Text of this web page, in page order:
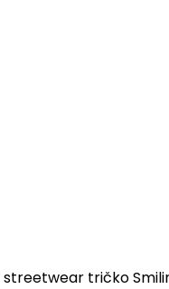
streetwear tričko